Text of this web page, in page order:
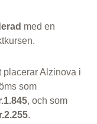
med en
placerar Alzinova i
som
, och som
.